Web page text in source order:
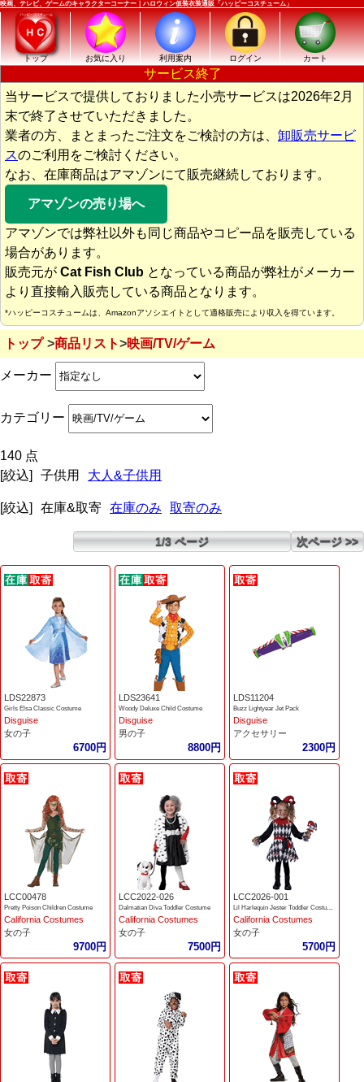
映画、テレビ、ゲームのキャラクターコーナー｜ハロウィン仮装衣装通販「ハッピーコスチューム」
トップ お気に入り 利用案内 ログイン カート
サービス終了
当サービスで提供しておりました小売サービスは2026年2月
末で終了させていただきました。
業者の方、まとまったご注文をご検討の方は、 卸販売サービ
スのご利用をご検討ください。
なお、在庫商品はアマゾンにて販売継続しております。
アマゾンの売り場へ
アマゾンでは弊社以外も同じ商品やコピー品を販売している
場合があります。
販売元が Cat Fish Club となっている商品が弊社がメーカー
より直接輸入販売している商品となります。
*ハッピーコスチュームは、Amazonアソシエイトとして適格販売により収入を得ています。
トップ 商品リスト 映画/TV/ゲーム
メーカー
カテゴリー
140 点
[絞込]
子供用 大人&子供用
[絞込] 在庫&取寄 在庫のみ 取寄のみ
1/3 ページ 次ページ >>
LDS22873
Girls Elsa Classic Costume
Disguise
女の子
6700円
LDS23641
Woody Deluxe Child Costume
Disguise
男の子
8800円
LDS11204
Buzz Lightyear Jet Pack
Disguise
アクセサリー
2300円
LCC00478
Pretty Poison Children Costume
California Costumes
女の子
9700円
LCC2022-026
Dalmatian Diva Toddler Costume
California Costumes
女の子
7500円
LCC2026-001
Lil Harlequin Jester Toddler Costume
California Costumes
女の子
5700円